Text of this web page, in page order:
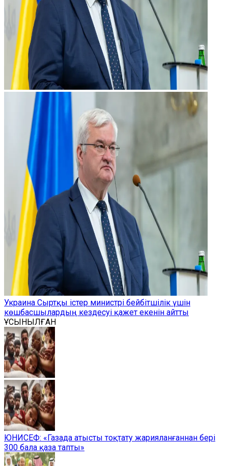
Украина Сыртқы істер министрі бейбітшілік үшін
көшбасшылардың кездесуі қажет екенін айтты
ҰСЫНЫЛҒАН
ЮНИСЕФ: «Газада атысты тоқтату жарияланғаннан бері
300 бала қаза тапты»